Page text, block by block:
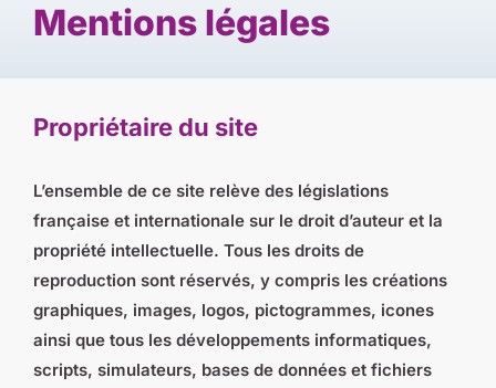
Mentions légales
Propriétaire du site
L’ensemble de ce site relève des législations
française et internationale sur le droit d’auteur et la
propriété intellectuelle. Tous les droits de
reproduction sont réservés, y compris les créations
graphiques, images, logos, pictogrammes, icones
ainsi que tous les développements informatiques,
scripts, simulateurs, bases de données et fichiers